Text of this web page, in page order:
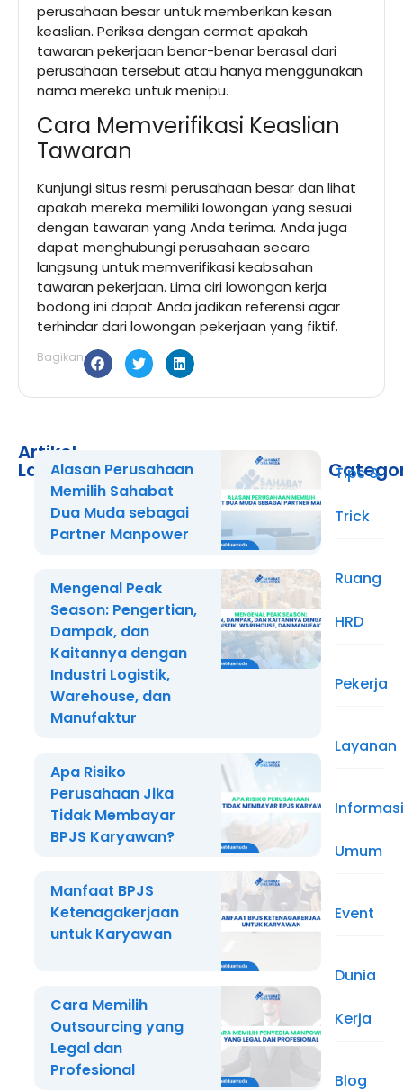
perusahaan besar untuk memberikan kesan
keaslian. Periksa dengan cermat apakah
tawaran pekerjaan benar-benar berasal dari
perusahaan tersebut atau hanya menggunakan
nama mereka untuk menipu.
Cara Memverifikasi Keaslian
Tawaran
Kunjungi situs resmi perusahaan besar dan lihat
apakah mereka memiliki lowongan yang sesuai
dengan tawaran yang Anda terima. Anda juga
dapat menghubungi perusahaan secara
langsung untuk memverifikasi keabsahan
tawaran pekerjaan. Lima ciri lowongan kerja
bodong ini dapat Anda jadikan referensi agar
terhindar dari lowongan pekerjaan yang fiktif.
Bagikan
Artikel
Lainnya
Alasan Perusahaan
Memilih Sahabat
Dua Muda sebagai
Partner Manpower
Mengenal Peak
Season: Pengertian,
Dampak, dan
Kaitannya dengan
Industri Logistik,
Warehouse, dan
Manufaktur
Apa Risiko
Perusahaan Jika
Tidak Membayar
BPJS Karyawan?
Manfaat BPJS
Ketenagakerjaan
untuk Karyawan
Cara Memilih
Outsourcing yang
Legal dan
Profesional
Tips &
Trick
Ruang
HRD
Pekerja
Layanan
Informasi
Umum
Event
Dunia
Kerja
Blog